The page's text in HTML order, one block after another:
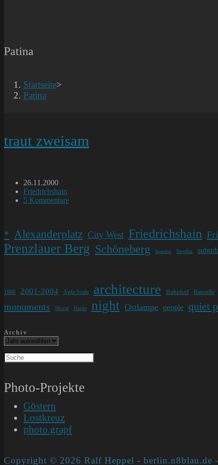
Patina
Startseite>
Patina
traut zweisam
Beitrag
veröffentlicht:
26.11.2000
Beitrags-
Kategorie:
Friedrichshain
Beitrags-
5 Kommentare
* Alexanderplatz City West Friedrichshain
Prenzlauer Berg Schöneberg Spandau Steglitz suburb
1980 2001-2004 Agfa Scala architecture Bahnhof Baustelle
monuments Mural Nacht night Ostlampe people quiet
Archiv
Photo-Projekte
Göstern
Lostkreuz
photo.grapf
Copyright © 2026 Ralf Heppel - berlin.n8blau.de